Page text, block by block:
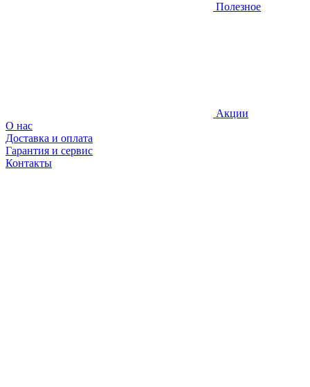
Полезное
Акции
О нас
Доставка и оплата
Гарантия и сервис
Контакты